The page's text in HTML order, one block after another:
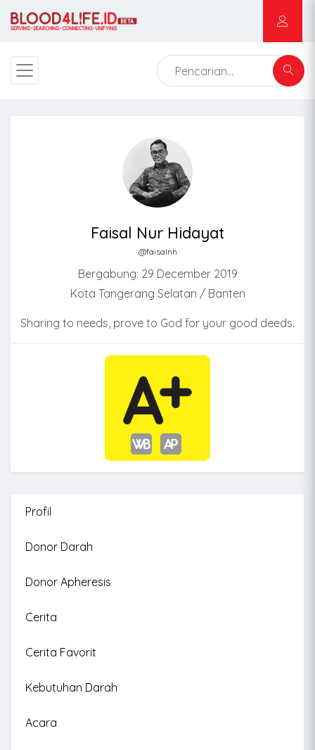
Faisal Nur Hidayat
@faisalnh
Bergabung: 29 December 2019
Kota Tangerang Selatan / Banten
Sharing to needs, prove to God for your good deeds.
Profil
Donor Darah
Donor Apheresis
Cerita
Cerita Favorit
Kebutuhan Darah
Acara